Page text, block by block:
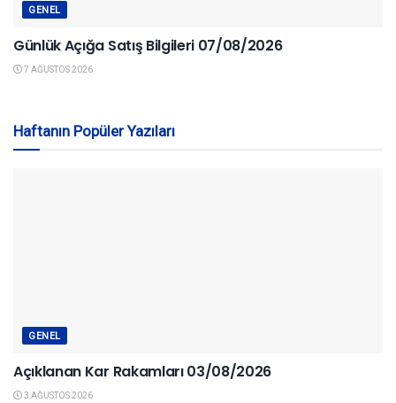
GENEL
Günlük Açığa Satış Bilgileri 07/08/2026
7 AĞUSTOS 2026
Haftanın Popüler Yazıları
GENEL
Açıklanan Kar Rakamları 03/08/2026
3 AĞUSTOS 2026